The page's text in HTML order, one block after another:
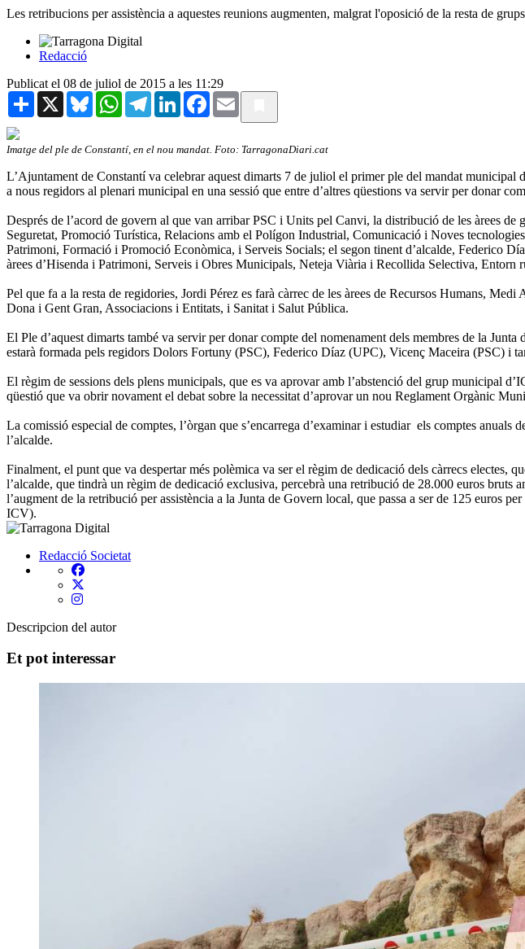
Les retribucions per assistència a aquestes reunions augmenten, malgrat l'oposició de la resta de grups
Redacció
Publicat el 08 de juliol de 2015 a les 11:29
Share X BlueskyWhatsAppTelegramLinkedInFacebook
Email
Imatge del ple de Constantí, en el nou mandat. Foto: TarragonaDiari.cat
L’Ajuntament de Constantí va celebrar aquest dimarts 7 de juliol el primer ple del mandat
a nous regidors al plenari municipal en una sessió que entre d’altres qüestions va servir per donar
Després de l’acord de govern al que van arribar PSC i Units pel Canvi, la distribució de les àrees de
Seguretat, Promoció Turística, Relacions amb el Polígon Industrial, Comunicació i Noves
Patrimoni, Formació i Promoció Econòmica, i Serveis Socials; el segon tinent d’alcalde, Federico
àrees d’Hisenda i Patrimoni, Serveis i Obres Municipals, Neteja Viària i Recollida Selectiva, Entorn
Pel que fa a la resta de regidories, Jordi Pérez es farà càrrec de les àrees de Recursos Humans,
Dona i Gent Gran, Associacions i Entitats, i Sanitat i Salut Pública.
El Ple d’aquest dimarts també va servir per donar compte del nomenament dels membres de la
estarà formada pels regidors Dolors Fortuny (PSC), Federico Díaz (UPC), Vicenç Maceira (PSC) i
El règim de sessions dels plens municipals, que es va aprovar amb l’abstenció del grup municipal
qüestió que va obrir novament el debat sobre la necessitat d’aprovar un nou Reglament Orgànic
La comissió especial de comptes, l’òrgan que s’encarrega d’examinar i estudiar els comptes
l’alcalde.
Finalment, el punt que va despertar més polèmica va ser el règim de dedicació dels càrrecs electes,
l’alcalde, que tindrà un règim de dedicació exclusiva, percebrà una retribució de 28.000 euros
l’augment de la retribució per assistència a la Junta de Govern local, que passa a ser de 125 euros
ICV).
Redacció Societat
Descripcion del autor
Et pot interessar